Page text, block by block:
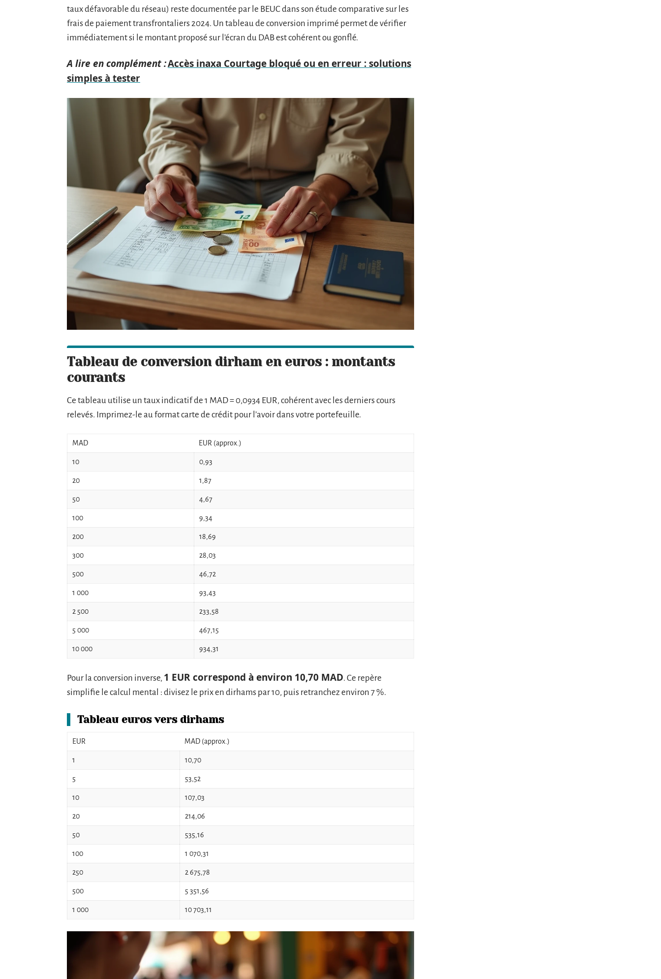
taux défavorable du réseau) reste documentée par le BEUC dans son étude comparative sur les
frais de paiement transfrontaliers 2024. Un tableau de conversion imprimé permet de vérifier
immédiatement si le montant proposé sur l’écran du DAB est cohérent ou gonflé.
A lire en complément :Accès inaxa Courtage bloqué ou en erreur : solutions
simples à tester
Tableau de conversion dirham en euros : montants
courants
Ce tableau utilise un taux indicatif de 1 MAD = 0,0934 EUR, cohérent avec les derniers cours
relevés. Imprimez-le au format carte de crédit pour l’avoir dans votre portefeuille.
MAD EUR (approx.)
10 0,93
20 1,87
50 4,67
100 9,34
200 18,69
300 28,03
500 46,72
1 000 93,43
2 500 233,58
5 000 467,15
10 000 934,31
Pour la conversion inverse, 1 EUR correspond à environ 10,70 MAD. Ce repère
simplifie le calcul mental : divisez le prix en dirhams par 10, puis retranchez environ 7 %.
Tableau euros vers dirhams
EUR MAD (approx.)
1 10,70
5 53,52
10 107,03
20 214,06
50 535,16
100 1 070,31
250 2 675,78
500 5 351,56
1 000 10 703,11